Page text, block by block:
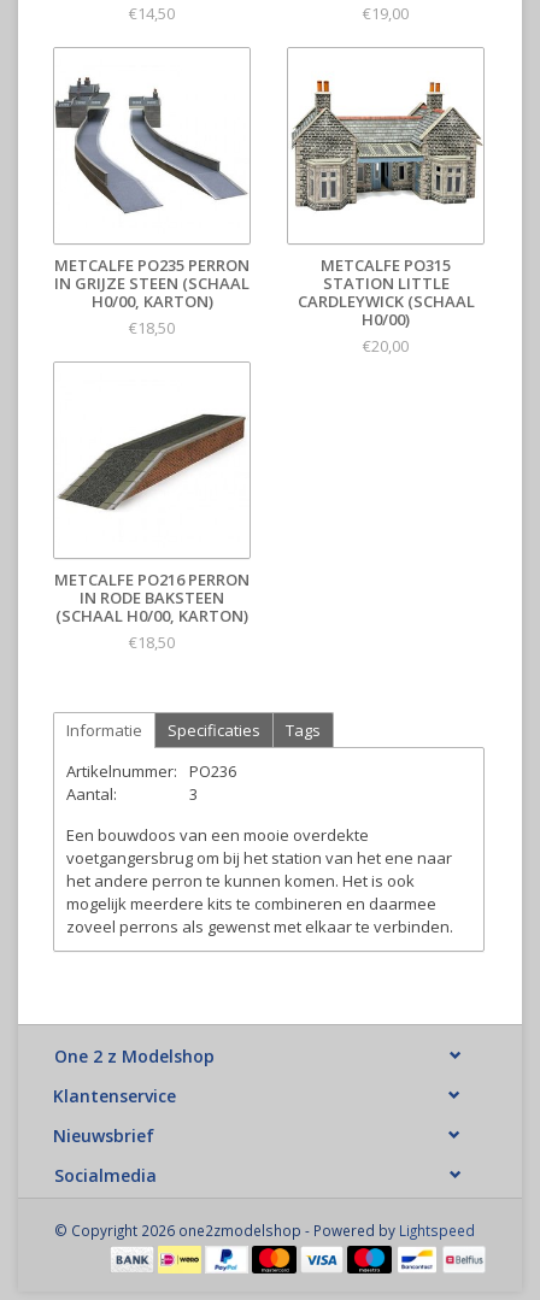
€14,50
€19,00
METCALFE PO235 PERRON
IN GRIJZE STEEN (SCHAAL
H0/00, KARTON)
€18,50
METCALFE PO315
STATION LITTLE
CARDLEYWICK (SCHAAL
H0/00)
€20,00
METCALFE PO216 PERRON
IN RODE BAKSTEEN
(SCHAAL H0/00, KARTON)
€18,50
Informatie Specificaties
Tags
Artikelnummer:
PO236
Aantal:
3
Een bouwdoos van een mooie overdekte
voetgangersbrug om bij het station van het ene naar
het andere perron te kunnen komen. Het is ook
mogelijk meerdere kits te combineren en daarmee
zoveel perrons als gewenst met elkaar te verbinden.
One 2 z Modelshop
Klantenservice
Nieuwsbrief
Socialmedia
© Copyright 2026 one2zmodelshop - Powered by Lightspeed